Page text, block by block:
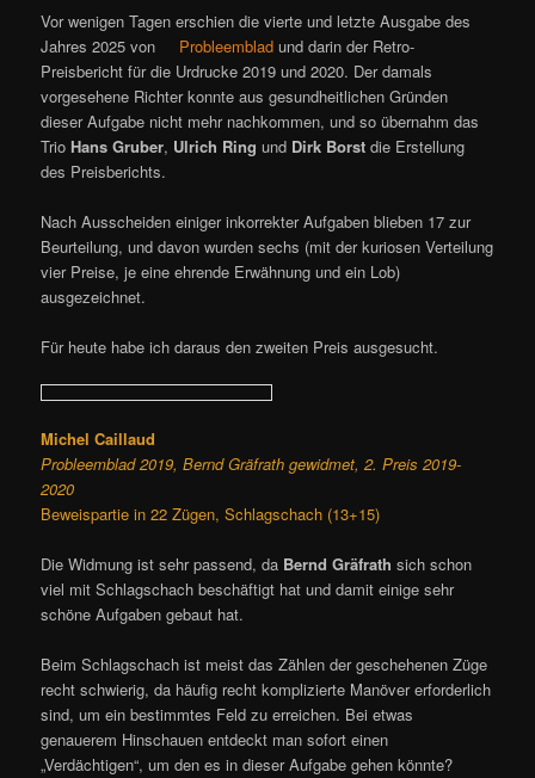
a
v
i
g
a
t
i
n
Vor wenigen Tagen erschien die vierte und letzte Ausgabe des
Jahres 2025 von
Probleemblad und darin der Retro-
Preisbericht für die Urdrucke 2019 und 2020. Der damals
vorgesehene Richter konnte aus gesundheitlichen Gründen
dieser Aufgabe nicht mehr nachkommen, und so übernahm das
Trio Hans Gruber, Ulrich Ring und Dirk Borst die Erstellung
des Preisberichts.
Nach Ausscheiden einiger inkorrekter Aufgaben blieben 17 zur
Beurteilung, und davon wurden sechs (mit der kuriosen Verteilung
vier Preise, je eine ehrende Erwähnung und ein Lob)
ausgezeichnet.
Für heute habe ich daraus den zweiten Preis ausgesucht.
Michel Caillaud
Probleemblad 2019, Bernd Gräfrath gewidmet, 2. Preis 2019-
2020
Beweispartie in 22 Zügen, Schlagschach (13+15)
Die Widmung ist sehr passend, da Bernd Gräfrath sich schon
viel mit Schlagschach beschäftigt hat und damit einige sehr
schöne Aufgaben gebaut hat.
Beim Schlagschach ist meist das Zählen der geschehenen Züge
recht schwierig, da häufig recht komplizierte Manöver erforderlich
sind, um ein bestimmtes Feld zu erreichen. Bei etwas
genauerem Hinschauen entdeckt man sofort einen
„Verdächtigen“, um den es in dieser Aufgabe gehen könnte?